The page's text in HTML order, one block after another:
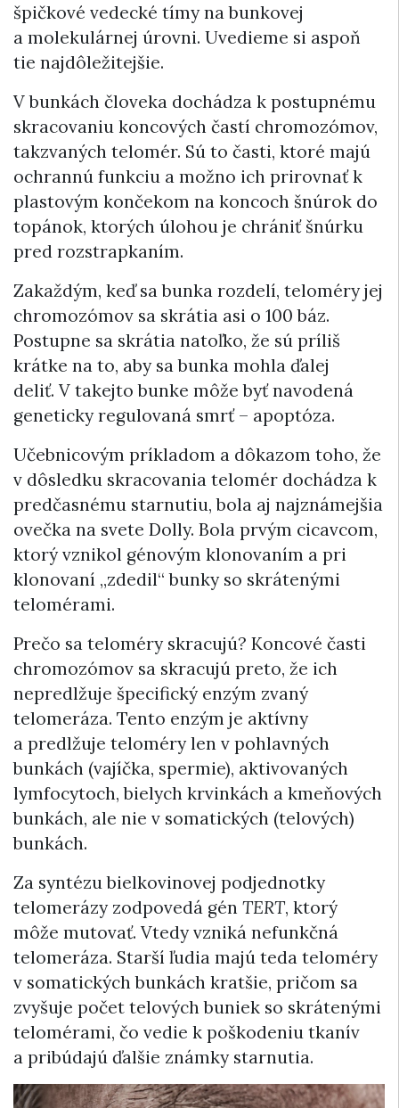
špičkové vedecké tímy na bunkovej
a molekulárnej úrovni. Uvedieme si aspoň
tie najdôležitejšie.
V bunkách človeka dochádza k postupnému
skracovaniu koncových častí chromozómov,
takzvaných telomér. Sú to časti, ktoré majú
ochrannú funkciu a možno ich prirovnať k
plastovým končekom na koncoch šnúrok do
topánok, ktorých úlohou je chrániť šnúrku
pred rozstrapkaním.
Zakaždým, keď sa bunka rozdelí, teloméry jej
chromozómov sa skrátia asi o 100 báz.
Postupne sa skrátia natoľko, že sú príliš
krátke na to, aby sa bunka mohla ďalej
deliť. V takejto bunke môže byť navodená
geneticky regulovaná smrť – apoptóza.
Učebnicovým príkladom a dôkazom toho, že
v dôsledku skracovania telomér dochádza k
predčasnému starnutiu, bola aj najznámejšia
ovečka na svete Dolly. Bola prvým cicavcom,
ktorý vznikol génovým klonovaním a pri
klonovaní „zdedil“ bunky so skrátenými
telomérami.
Prečo sa teloméry skracujú? Koncové časti
chromozómov sa skracujú preto, že ich
nepredlžuje špecifický enzým zvaný
telomeráza. Tento enzým je aktívny
a predlžuje teloméry len v pohlavných
bunkách (vajíčka, spermie), aktivovaných
lymfocytoch, bielych krvinkách a kmeňových
bunkách, ale nie v somatických (telových)
bunkách.
Za syntézu bielkovinovej podjednotky
telomerázy zodpovedá gén TERT, ktorý
môže mutovať. Vtedy vzniká nefunkčná
telomeráza. Starší ľudia majú teda teloméry
v somatických bunkách kratšie, pričom sa
zvyšuje počet telových buniek so skrátenými
telomérami, čo vedie k poškodeniu tkanív
a pribúdajú ďalšie známky starnutia.